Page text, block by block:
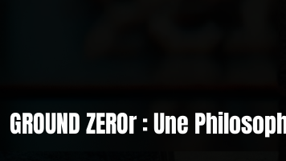
GROUND ZEROr : Une